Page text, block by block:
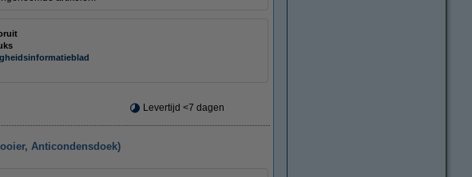
Levertijd <7 dagen
Anticondensdoek)